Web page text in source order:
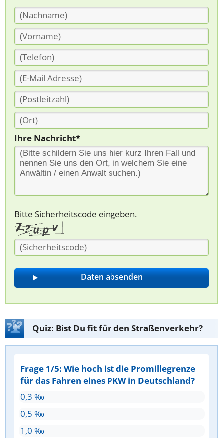
Ihre Nachricht*
Bitte Sicherheitscode eingeben.
Quiz: Bist Du fit für den Straßenverkehr?
Frage 1/5: Wie hoch ist die Promillegrenze
für das Fahren eines PKW in Deutschland?
0,3 ‰
0,5 ‰
1,0 ‰